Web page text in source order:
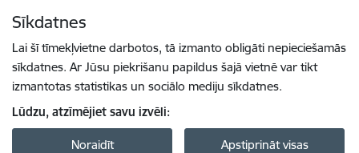
Sīkdatnes
Lai šī tīmekļvietne darbotos, tā izmanto obligāti nepieciešamās
sīkdatnes. Ar Jūsu piekrišanu papildus šajā vietnē var tikt
izmantotas statistikas un sociālo mediju sīkdatnes.
Lūdzu, atzīmējiet savu izvēli:
Noraidīt Apstiprināt visas